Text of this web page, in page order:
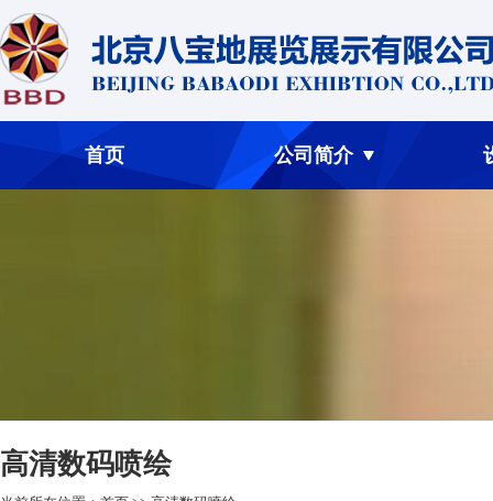
首页 公司简介
高清数码喷绘